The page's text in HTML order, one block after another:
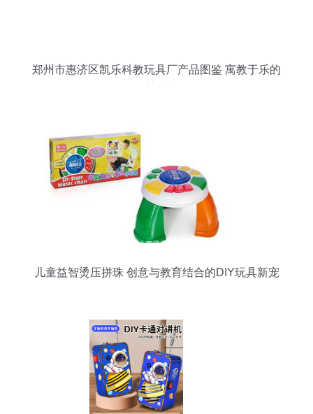
郑州市惠济区凯乐科教玩具厂产品图鉴 寓教于乐的
儿童益智烫压拼珠 创意与教育结合的DIY玩具新宠